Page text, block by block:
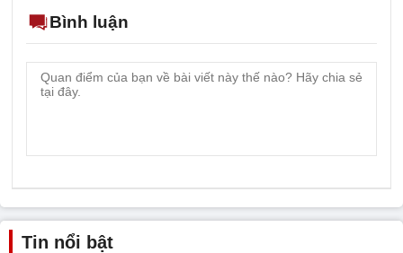
Bình luận
Tin nổi bật